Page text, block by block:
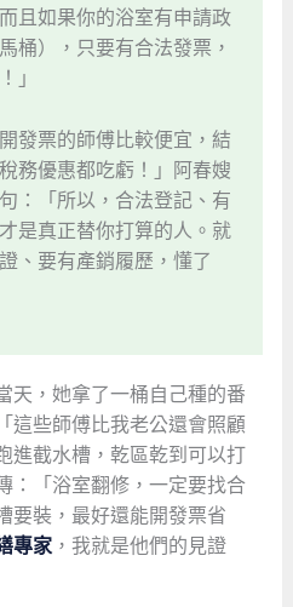
且如果你的浴室有申請政
桶），只要有合法發票，
」
發票的師傅比較便宜，結
務優惠都吃虧！」阿春嫂
：「所以，合法登記、有
是真正替你打算的人。就
、要有產銷履歷，懂了
天，她拿了一桶自己種的番
這些師傅比我老公還會照顧
進截水槽，乾區乾到可以打
：「浴室翻修，一定要找合
要裝，最好還能開發票省
專家，我就是他們的見證